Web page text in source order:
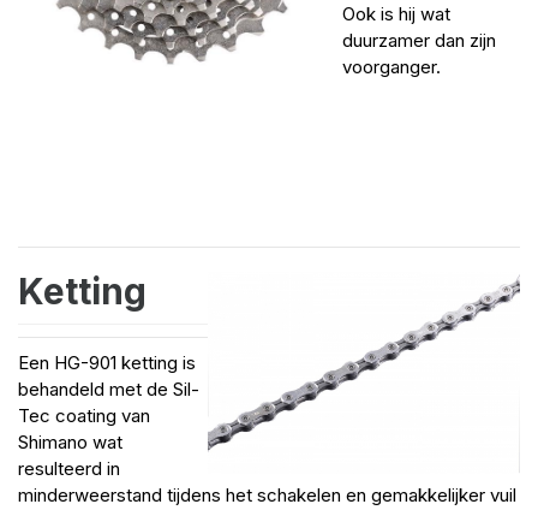
Ook is hij wat
duurzamer dan zijn
voorganger.
Ketting
Een HG-901 ketting is
behandeld met de Sil-
Tec coating van
Shimano wat
resulteerd in
minderweerstand tijdens het schakelen en gemakkelijker vuil